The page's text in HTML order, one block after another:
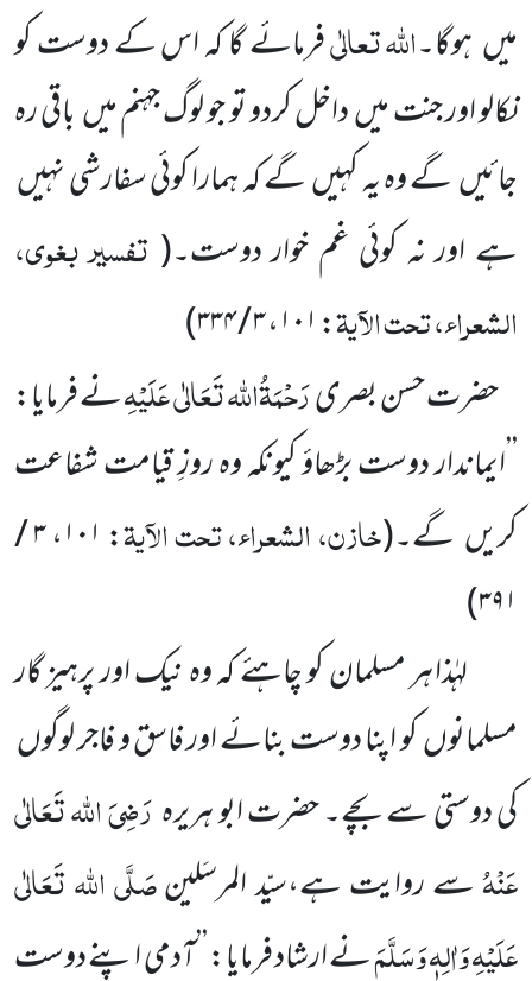
میںہوگا۔اللہتعالٰیفرمائےگا کہ اس کے دوست کو
نکالو اور جنت میںداخل کردو تو جو لوگ جہنم میںباقی رہ
جائیںگے وہ یہ کہیںگے کہ ہمارا کوئی سفارشینہیں
ہے اور نہ کوئی غم خوار دوست۔( تفسیر بغوی،
الشعراء، تحت الآیۃ:۱۰۱،۳ / ۳۳۴
)
حضرت حسن بصریرَحْمَۃُاللہ تَعَالٰی عَلَیْہِنے فرمایا:
’’ایماندار دوست بڑھاؤ کیونکہ وہ روزِ قیامت شفاعت
کریں گے۔(خازن، الشعراء، تحت الآیۃ: ۱۰۱، ۳ /
۳۹۱)
لہٰذا ہر مسلمان کو چاہئے کہ وہ نیک اور پرہیز گار
مسلمانوںکو اپنا دوست بنائے اور فاسق و فاجر لوگوں
کی دوستی سے بچے۔ حضرت ابو ہریرہرَضِیَ اللہ تَعَالٰی
عَنْہُسے روایت ہے،سیّد المرسَلینصَلَّی اللہ تَعَالٰی
عَلَیْہِ وَاٰلِہٖ وَسَلَّمَنے ارشاد فرمایا: ’’آدمی اپنے دوست